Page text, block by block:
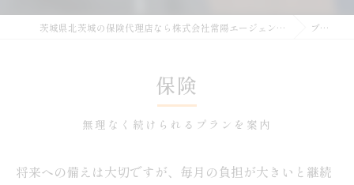
茨城県北茨城の保険代理店なら株式会社常陽エージェンシー ブログ
保険
無理なく続けられるプランを案内
将来への備えは大切ですが、毎月の負担が大きいと継続